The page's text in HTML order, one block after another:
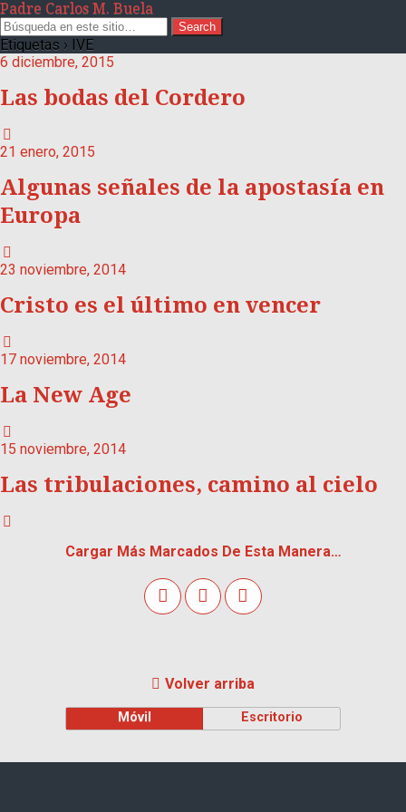
Padre Carlos M. Buela
Etiquetas › IVE
6 diciembre, 2015
Las bodas del Cordero
21 enero, 2015
Algunas señales de la apostasía en
Europa
23 noviembre, 2014
Cristo es el último en vencer
17 noviembre, 2014
La New Age
15 noviembre, 2014
Las tribulaciones, camino al cielo
Cargar Más Marcados De Esta Manera…
Volver arriba
Móvil Escritorio